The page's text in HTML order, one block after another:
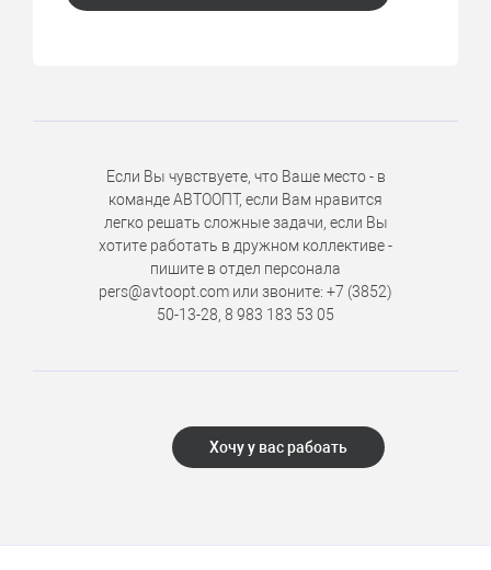
Если Вы чувствуете, что Ваше место - в
команде АВТООПТ, если Вам нравится
легко решать сложные задачи, если Вы
хотите работать в дружном коллективе -
пишите в отдел персонала
pers@avtoopt.com или звоните: +7 (3852)
50-13-28, 8 983 183 53 05
Хочу у вас рабоать